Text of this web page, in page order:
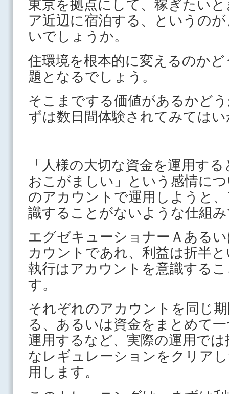
東京を拠点にして、稼ぎたい
ア近辺に宿泊する、というの
いでしょうか。
住環境を根本的に変えるのか
題となるでしょう。
そこまでする価値があるかど
ずは数日間体験されてみては
「人様の大切な資金を運用す
おこがましい」という感情に
のアカウントで運用しようと
識することがないような仕組
エグゼキューショナーＡある
カウントであれ、利益は折半
執行はアカウントを意識する
す。
それぞれのアカウントを同じ
る、あるいは資金をまとめて
運用するなど、実際の運用で
なレギュレーションをクリア
用します。